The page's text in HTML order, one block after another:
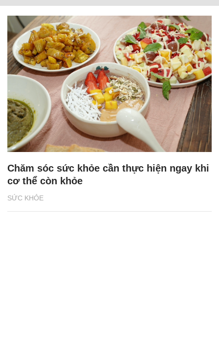
SỨC KHỎE
Chăm sóc sức khỏe cần thực hiện ngay khi
cơ thể còn khỏe